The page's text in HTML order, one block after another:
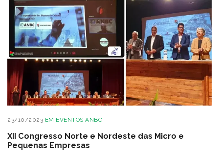
23/10/2023 EM EVENTOS ANBC
XII Congresso Norte e Nordeste das Micro e
Pequenas Empresas